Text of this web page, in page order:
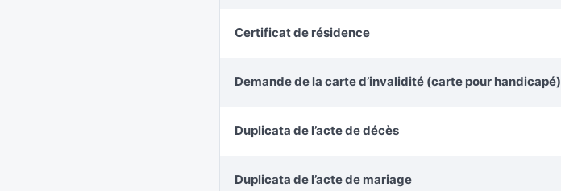
Certificat de résidence
Demande de la carte d’invalidité (carte pour handicapé)
Duplicata de l’acte de décès
Duplicata de l’acte de mariage